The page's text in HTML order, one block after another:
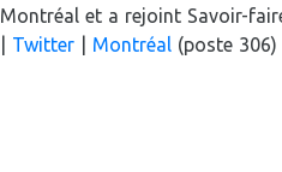
Montréal et a rejoint Savoir-
Twitter| Montréal(poste 306)